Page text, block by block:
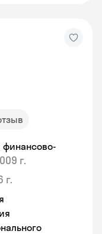
финансово-
г.
г.